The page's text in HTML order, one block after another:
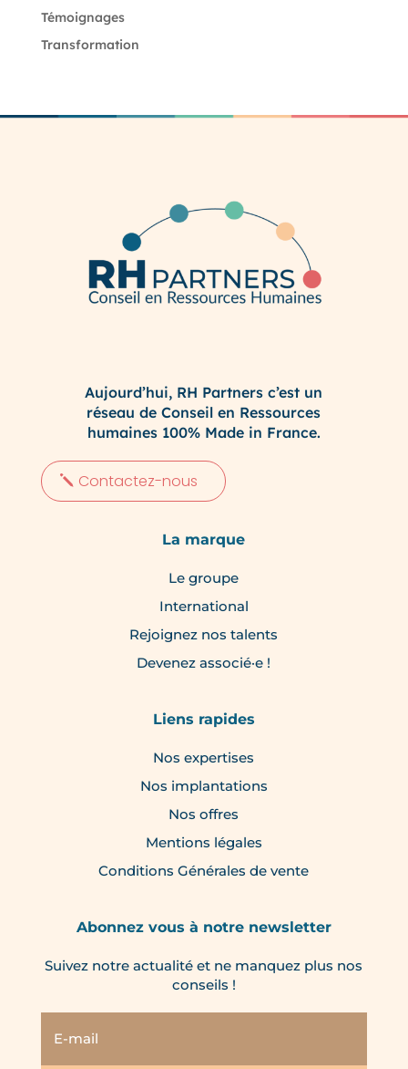
Témoignages
Transformation
Aujourd’hui, RH Partners c’est un
réseau de Conseil en Ressources
humaines 100% Made in France.
Contactez-nous
La marque
Le groupe
International
Rejoignez nos talents
Devenez associé·e !
Liens rapides
Nos expertises
Nos implantations
Nos offres
Mentions légales
Conditions Générales de vente
Abonnez vous à notre newsletter
Suivez notre actualité et ne manquez plus nos
conseils !